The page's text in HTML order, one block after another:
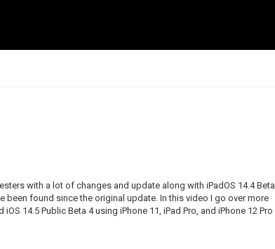
with a lot of changes and update along with iPadOS 14.4 Beta
been found since the original update. In this video I go over more
14.5 Public Beta 4 using iPhone 11, iPad Pro, and iPhone 12 Pro